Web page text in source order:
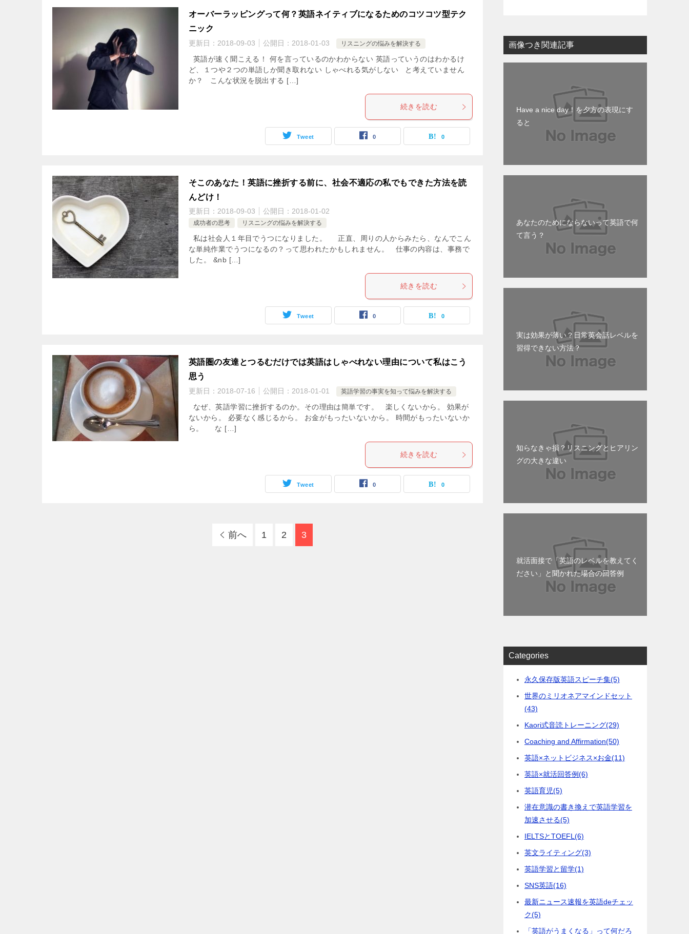
オーバーラッピングって何？英語ネイティブになるためのコツコツ型テク
ニック
更新日： 2018-09-03 公開日： 2018-01-03 リスニングの悩みを解決する
英語が速く聞こえる！ 何を言っているのかわからない 英語っていうのはわかるけ
ど、１つや２つの単語しか聞き取れない しゃべれる気がしない と考えていません
か？ こんな状況を脱出する […]
続きを読む
Tweet 0 0
そこのあなた！英語に挫折する前に、社会不適応の私でもできた方法を読
んどけ！
更新日： 2018-09-03 公開日： 2018-01-02
成功者の思考 リスニングの悩みを解決する
私は社会人１年目でうつになりました。 正直、周りの人からみたら、なんでこん
な単純作業でうつになるの？って思われたかもしれません。 仕事の内容は、事務で
した。 &nb […]
続きを読む
Tweet 0 0
英語圏の友達とつるむだけでは英語はしゃべれない理由について私はこう
思う
更新日： 2018-07-16 公開日： 2018-01-01 英語学習の事実を知って悩みを解決する
なぜ、英語学習に挫折するのか。その理由は簡単です。 楽しくないから。 効果が
ないから。 必要なく感じるから。 お金がもったいないから。 時間がもったいないか
ら。 な […]
続きを読む
Tweet 0 0
前へ 1 2 3
画像つき関連記事
Have a nice day！を夕方の表現にす
ると
あなたのためにならないって英語で何
て言う？
実は効果が薄い？日常英会話レベルを
習得できない方法？
知らなきゃ損？リスニングとヒアリン
グの大きな違い
就活面接で「英語のレベルを教えてく
ださい」と聞かれた場合の回答例
Categories
永久保存版英語スピーチ集(5)
世界のミリオネアマインドセット
(43)
Kaori式音読トレーニング(29)
Coaching and Affirmation(50)
英語×ネットビジネス×お金(11)
英語×就活回答例(6)
英語育児(5)
潜在意識の書き換えで英語学習を
加速させる(5)
IELTSとTOEFL (6)
英文ライティング(3)
英語学習と留学(1)
SNS英語(16)
最新ニュース速報を英語deチェッ
ク(5)
「英語がうまくなる」って何だろ